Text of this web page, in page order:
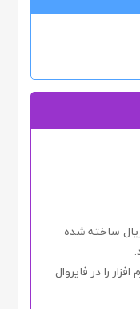
ساخته شده
را درفایروال